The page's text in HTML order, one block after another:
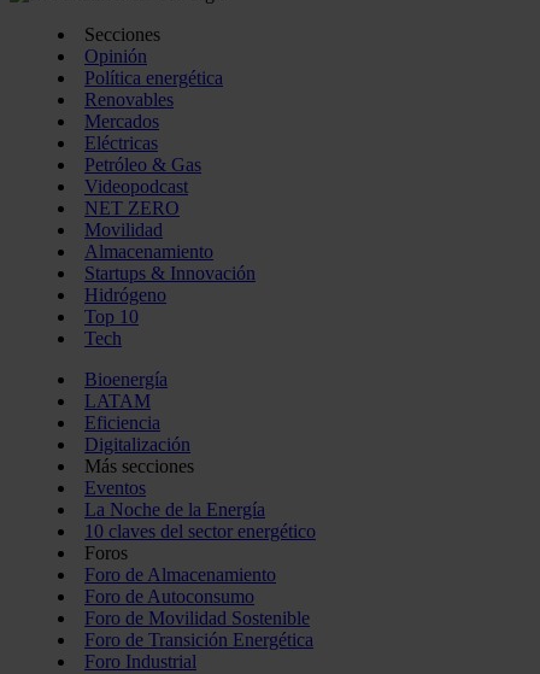
Secciones
Opinión
Política energética
Renovables
Mercados
Eléctricas
Petróleo & Gas
Videopodcast
NET ZERO
Movilidad
Almacenamiento
Startups & Innovación
Hidrógeno
Top 10
Tech
Bioenergía
LATAM
Eficiencia
Digitalización
Más secciones
Eventos
La Noche de la Energía
10 claves del sector energético
Foros
Foro de Almacenamiento
Foro de Autoconsumo
Foro de Movilidad Sostenible
Foro de Transición Energética
Foro Industrial